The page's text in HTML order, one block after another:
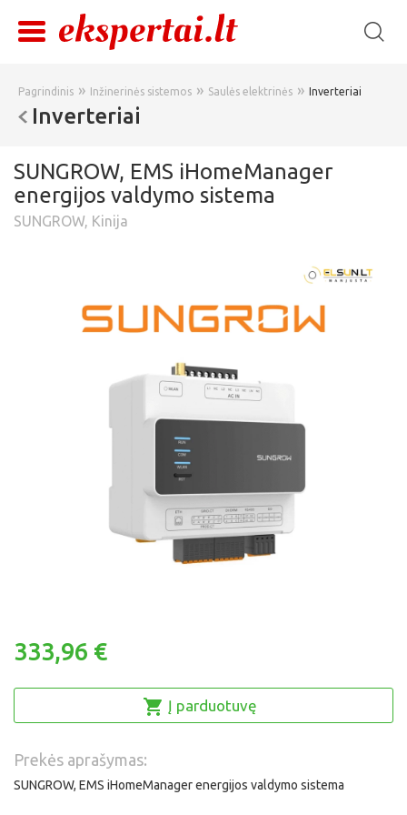
Pagrindinis » Inžinerinės sistemos » Saulės elektrinės » Inverteriai
Inverteriai
SUNGROW, EMS iHomeManager
energijos valdymo sistema
SUNGROW, Kinija
333,96 €
Į parduotuvę
Prekės aprašymas:
SUNGROW, EMS iHomeManager energijos valdymo sistema